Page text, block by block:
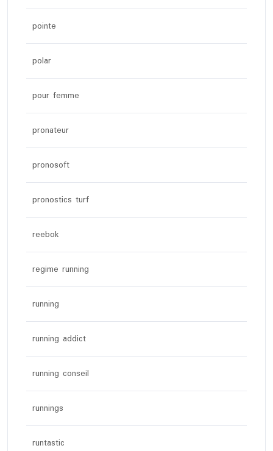
pointe
polar
pour femme
pronateur
pronosoft
pronostics turf
reebok
regime running
running
running addict
running conseil
runnings
runtastic